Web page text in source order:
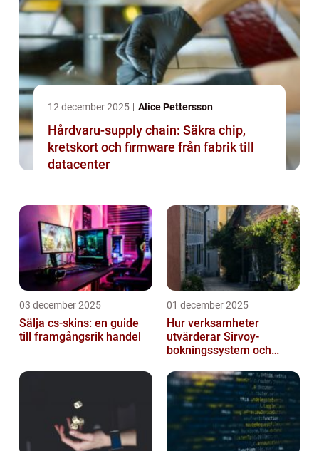
12 december 2025 Alice Pettersson
Hårdvaru-supply chain: Säkra chip,
kretskort och firmware från fabrik till
datacenter
03 december 2025
Sälja cs-skins: en guide
till framgångsrik handel
01 december 2025
Hur verksamheter
utvärderar Sirvoy-
bokningssystem och